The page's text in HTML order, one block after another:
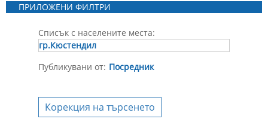
ПРИЛОЖЕНИ ФИЛТРИ
Списък с населените места:
гр.Кюстендил
Публикувани от: Посредник
Корекция на търсенето